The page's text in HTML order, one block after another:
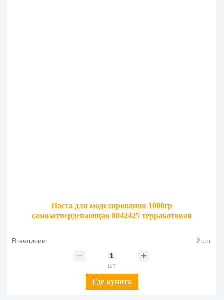
Паста для моделирования 1000гр
самозатвердевающая 8042425 терракотовая
В наличии: 2 шт.
шт
Где купить